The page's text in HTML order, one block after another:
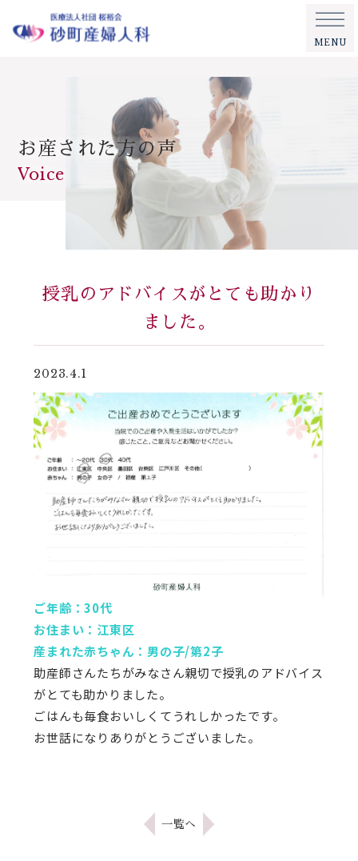
MENU
お産された方の声
Voice
授乳のアドバイスがとても助かり
ました。
2023.4.1
ご年齢：30代
お住まい：江東区
産まれた赤ちゃん：男の子/第2子
助産師さんたちがみなさん親切で授乳のアドバイス
がとても助かりました。
ごはんも毎食おいしくてうれしかったです。
お世話になりありがとうございました。
一覧へ